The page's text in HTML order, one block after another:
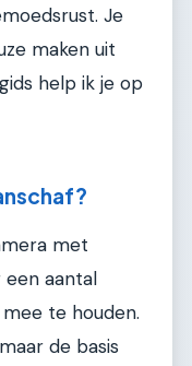
Je
maken uit
help ik je op
met
een aantal
te houden.
de basis